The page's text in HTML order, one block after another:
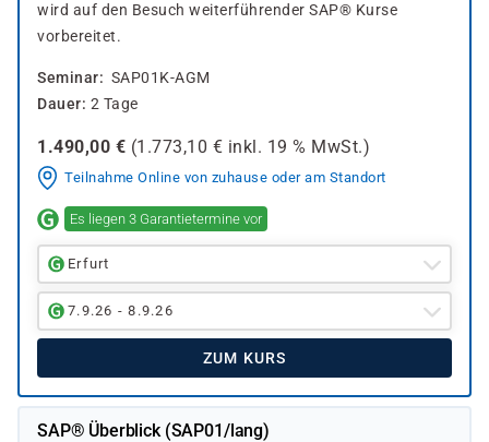
wird auf den Besuch weiterführender SAP® Kurse
vorbereitet.
Seminar
SAP01K-AGM
Dauer 2 Tage
1.490,00 € (1.773,10 € inkl. 19 % MwSt.)
Teilnahme Online von zuhause oder am Standort
Es liegen 3 Garantietermine vor
Erfurt
7.9.26 - 8.9.26
ZUM KURS
SAP® Überblick (SAP01/lang)